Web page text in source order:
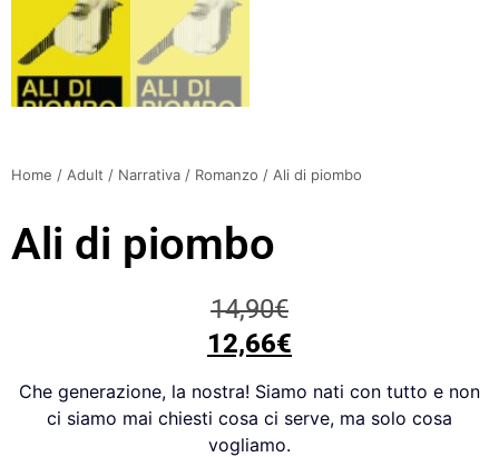
Home / Adult / Narrativa / Romanzo / Ali di piombo
Ali di piombo
14,90€
12,66€
Che generazione, la nostra! Siamo nati con tutto e non
ci siamo mai chiesti cosa ci serve, ma solo cosa
vogliamo.